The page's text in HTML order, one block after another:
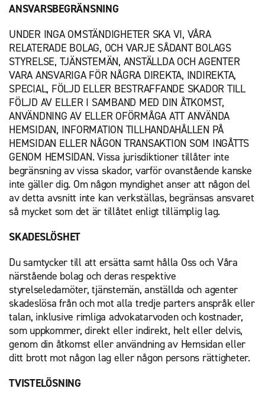
ANSVARSBEGRÄNSNING
UNDER INGA OMSTÄNDIGHETER SKA VI, VÅRA
RELATERADE BOLAG, OCH VARJE SÅDANT BOLAGS
STYRELSE, TJÄNSTEMÄN, ANSTÄLLDA OCH AGENTER
VARA ANSVARIGA FÖR NÅGRA DIREKTA, INDIREKTA,
SPECIAL, FÖLJD ELLER BESTRAFFANDE SKADOR TILL
FÖLJD AV ELLER I SAMBAND MED DIN ÅTKOMST,
ANVÄNDNING AV ELLER OFÖRMÅGA ATT ANVÄNDA
HEMSIDAN, INFORMATION TILLHANDAHÅLLEN PÅ
HEMSIDAN ELLER NÅGON TRANSAKTION SOM INGÅTTS
GENOM HEMSIDAN. Vissa jurisdiktioner tillåter inte
begränsning av vissa skador, varför ovanstående kanske
inte gäller dig. Om någon myndighet anser att någon del
av detta avsnitt inte kan verkställas, begränsas ansvaret
så mycket som det är tillåtet enligt tillämplig lag.
SKADESLÖSHET
Du samtycker till att ersätta samt hålla Oss och Våra
närstående bolag och deras respektive
styrelseledamöter, tjänstemän, anställda och agenter
skadeslösa från och mot alla tredje parters anspråk eller
talan, inklusive rimliga advokatarvoden och kostnader,
som uppkommer, direkt eller indirekt, helt eller delvis,
genom din åtkomst eller användning av Hemsidan eller
ditt brott mot någon lag eller någon persons rättigheter.
TVISTELÖSNING